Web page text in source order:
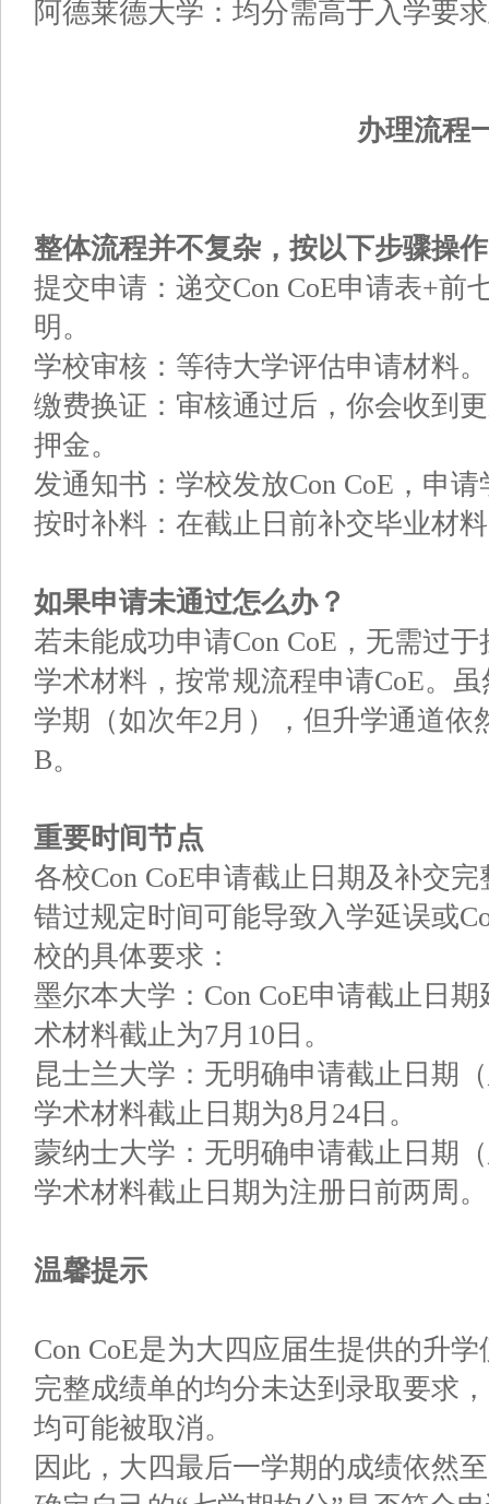
阿德莱德大学：均分需高于入学要
办理流程
整体流程并不复杂，按以下步骤操
提交申请：递交Con CoE申请表+前
明。
学校审核：等待大学评估申请材料。
缴费换证：审核通过后，你会收到
押金。
发通知书：学校发放Con CoE，申
按时补料：在截止日前补交毕业材
如果申请未通过怎么办？
若未能成功申请Con CoE，无需过
学术材料，按常规流程申请CoE。
学期（如次年2月），但升学通道依
B。
重要时间节点
各校Con CoE申请截止日期及补交
错过规定时间可能导致入学延误或
校的具体要求：
墨尔本大学：Con CoE申请截止日
术材料截止为7月10日。
昆士兰大学：无明确申请截止日期
学术材料截止日期为8月24日。
蒙纳士大学：无明确申请截止日期
学术材料截止日期为注册日前两周。
温馨提示
Con CoE是为大四应届生提供的升
完整成绩单的均分未达到录取要求
均可能被取消。
因此，大四最后一学期的成绩依然